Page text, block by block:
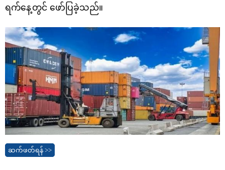
ရက်နေ့တွင် ဖော်ပြခဲ့သည်။
ဆက်ဖတ်ရန် >>